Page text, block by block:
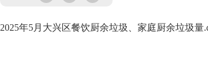
2025年5月大兴区餐饮厨余垃圾、家庭厨余垃圾量